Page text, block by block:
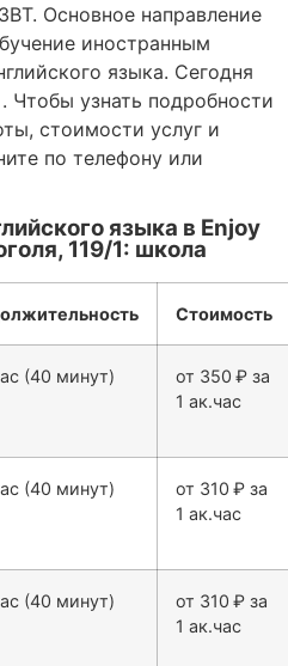
Основное направление
иностранным
языка. Сегодня
Чтобы узнать подробности
стоимости услуг и
по телефону или
языка в Enjoy
119/1: школа
Стоимость
(40 минут)
от 350 ₽ за
1 ак.час
(40 минут)
от 310 ₽ за
1 ак.час
(40 минут)
от 310 ₽ за
1 ак.час